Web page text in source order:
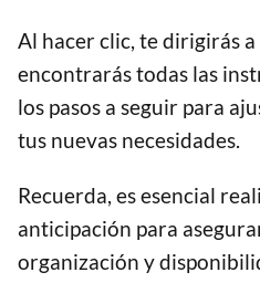
Al hacer clic, te dirigirás
encontrarás todas las
los pasos a seguir para
tus nuevas necesidades.
Recuerda, es esencial
anticipación para
organización y